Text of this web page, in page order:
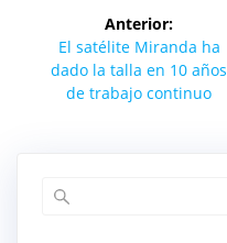
de
entradas
Anterior:
Entrada
anterior:
El satélite Miranda ha
dado la talla en 10 años
de trabajo continuo